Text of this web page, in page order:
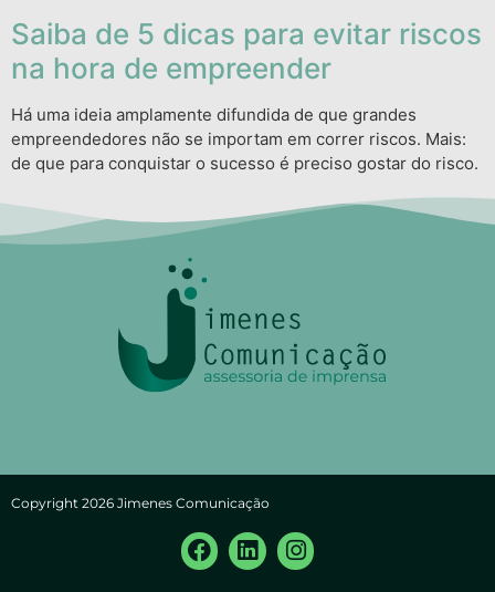
Saiba de 5 dicas para evitar riscos
na hora de empreender
Há uma ideia amplamente difundida de que grandes
empreendedores não se importam em correr riscos. Mais:
de que para conquistar o sucesso é preciso gostar do risco.
Copyright 2026 Jimenes Comunicação